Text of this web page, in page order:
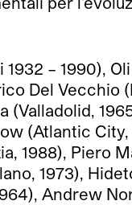
– 1990),
Del Vecchio
(Valladolid,
(Atlantic
1988), Piero
1973),
Andrew